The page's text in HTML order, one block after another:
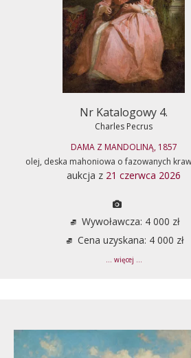
Nr Katalogowy 4.
Charles Pecrus
DAMA Z MANDOLINĄ, 1857
olej, deska mahoniowa o fazowanych
aukcja z 21 czerwca 2026
Wywoławcza: 4 000 zł
Cena uzyskana: 4 000 zł
... więcej ...